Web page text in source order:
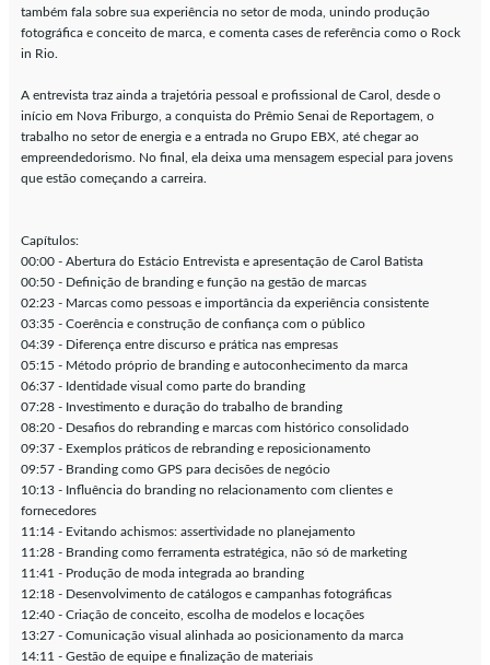
também fala sobre sua experiência no setor de moda, unindo produção
fotográfica e conceito de marca, e comenta cases de referência como o Rock
in Rio.
A entrevista traz ainda a trajetória pessoal e profissional de Carol, desde o
início em Nova Friburgo, a conquista do Prêmio Senai de Reportagem, o
trabalho no setor de energia e a entrada no Grupo EBX, até chegar ao
empreendedorismo. No final, ela deixa uma mensagem especial para jovens
que estão começando a carreira.
Capítulos:
00:00 - Abertura do Estácio Entrevista e apresentação de Carol Batista
00:50 - Definição de branding e função na gestão de marcas
02:23 - Marcas como pessoas e importância da experiência consistente
03:35 - Coerência e construção de confiança com o público
04:39 - Diferença entre discurso e prática nas empresas
05:15 - Método próprio de branding e autoconhecimento da marca
06:37 - Identidade visual como parte do branding
07:28 - Investimento e duração do trabalho de branding
08:20 - Desafios do rebranding e marcas com histórico consolidado
09:37 - Exemplos práticos de rebranding e reposicionamento
09:57 - Branding como GPS para decisões de negócio
10:13 - Influência do branding no relacionamento com clientes e
fornecedores
11:14 - Evitando achismos: assertividade no planejamento
11:28 - Branding como ferramenta estratégica, não só de marketing
11:41 - Produção de moda integrada ao branding
12:18 - Desenvolvimento de catálogos e campanhas fotográficas
12:40 - Criação de conceito, escolha de modelos e locações
13:27 - Comunicação visual alinhada ao posicionamento da marca
14:11 - Gestão de equipe e finalização de materiais